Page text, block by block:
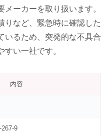
ーカーを取り扱います。
りなど、緊急時に確認した
いるため、突発的な不具合
い一社です。
内容
9